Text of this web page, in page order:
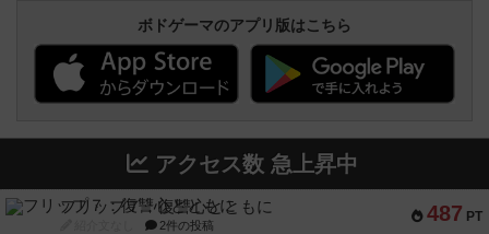
ボドゲーマのアプリ版はこちら
アクセス数 急上昇中
487 PT
フリップ７：復讐心とともに
2件の投稿